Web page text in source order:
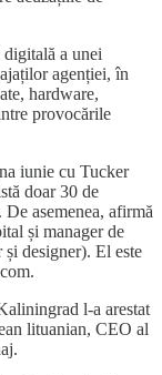
a unei
agenției, în
hardware,
provocările
iunie cu Tucker
doar 30 de
asemenea, afirmă
și manager de
designer). El este
l-a arestat
lituanian, CEO al